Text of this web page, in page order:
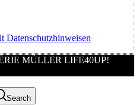
Datenschutzhinweisen
MÜLLER LIFE40UP!
Search